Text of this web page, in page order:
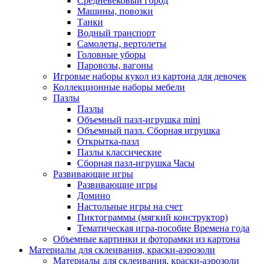
Машины, повозки
Танки
Водный транспорт
Самолеты, вертолеты
Головные уборы
Паровозы, вагоны
Игровые наборы кукол из картона для девочек
Коллекционные наборы мебели
Пазлы
Пазлы
Объемный пазл-игрушка mini
Объемный пазл. Сборная игрушка
Открытка-пазл
Пазлы классические
Сборная пазл-игрушка Часы
Развивающие игры
Развивающие игры
Домино
Настольные игры на счет
Пиктограммы (мягкий конструктор)
Тематическая игра-пособие Времена года
Объемные картинки и фоторамки из картона
Материалы для склеивания, краски-аэрозоли
Материалы для склеивания, краски-аэрозоли